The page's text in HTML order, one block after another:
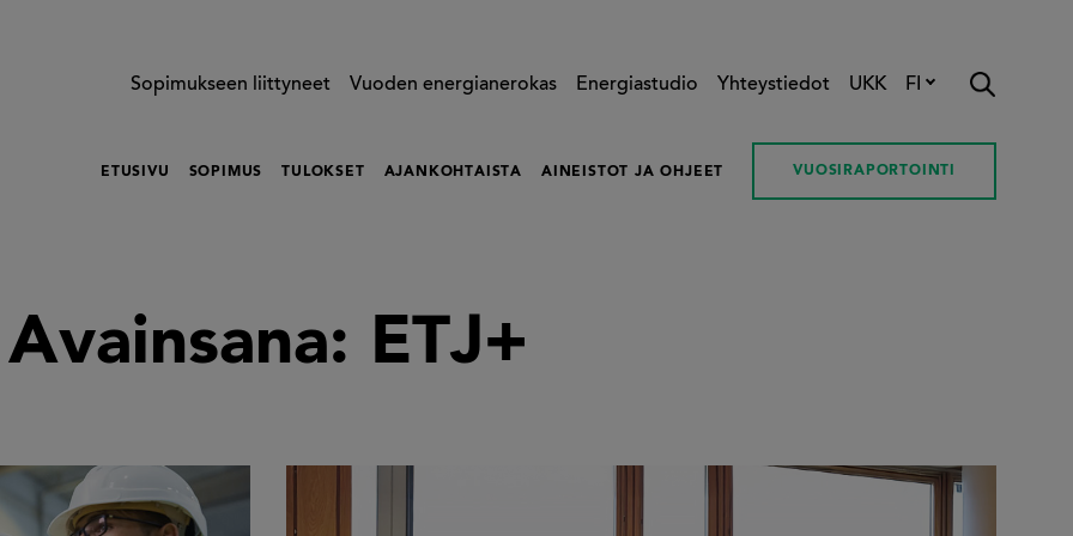
Sopimukseen liittyneet Vuoden energianerokas Energiastudio Yhteystiedot UKK FI
ETUSIVU SOPIMUS TULOKSET AJANKOHTAISTA AINEISTOT JA OHJEET VUOSIRAPORTOINTI
Avainsana: ETJ+